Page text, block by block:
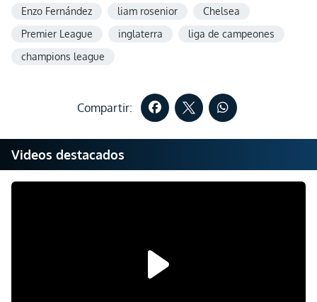
Enzo Fernández liam rosenior
Chelsea
Premier League
inglaterra
liga de campeones
champions league
Compartir:
Videos destacados